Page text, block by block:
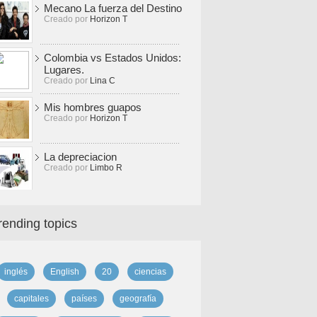
Mecano La fuerza del Destino
Creado por Horizon T
Colombia vs Estados Unidos:
Lugares.
Creado por Lina C
Mis hombres guapos
Creado por Horizon T
La depreciacion
Creado por Limbo R
topics
inglés English 20 ciencias
capitales países geografía